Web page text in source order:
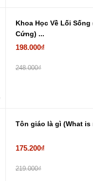
Khoa Học Về Lối Sống
Cứng) ...
198.000₫
248.000₫
Tôn giáo là gì (What is
175.200₫
219.000₫